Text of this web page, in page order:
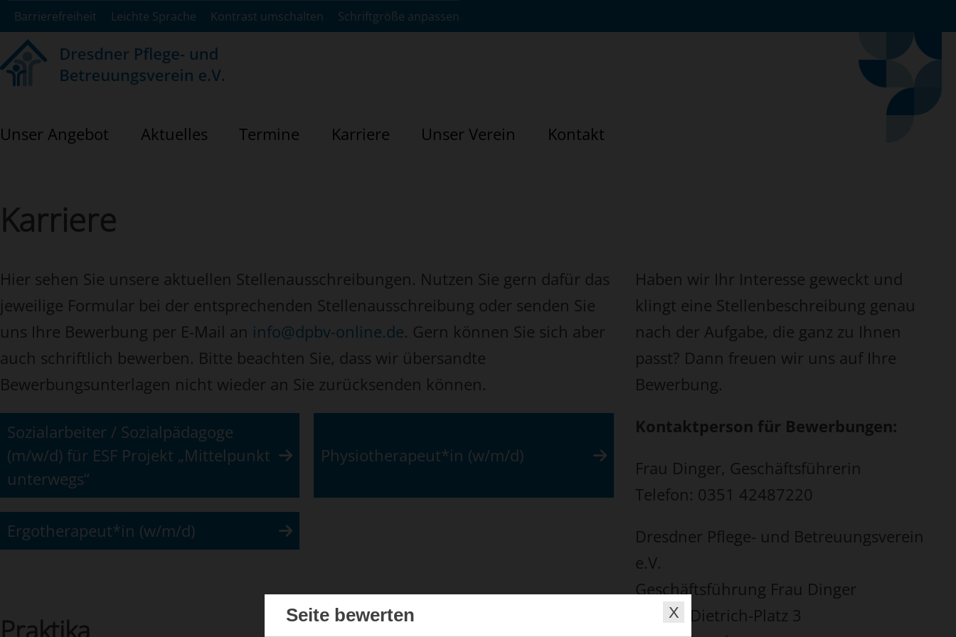
Barrierefreiheit Leichte Sprache Kontrast umschalten Schriftgröße anpassen
Unser Angebot Aktuelles Termine Karriere Unser Verein Kontakt
Karriere
Hier sehen Sie unsere aktuellen Stellenausschreibungen. Nutzen Sie gern dafür das
jeweilige Formular bei der entsprechenden Stellenausschreibung oder senden Sie
uns Ihre Bewerbung per E-Mail an info@dpbv-online.de. Gern können Sie sich aber
auch schriftlich bewerben. Bitte beachten Sie, dass wir übersandte
Bewerbungsunterlagen nicht wieder an Sie zurücksenden können.
Sozialarbeiter / Sozialpädagoge
(m/w/d) für ESF Projekt „Mittelpunkt
unterwegs“
Physiotherapeut*in (w/m/d)
Ergotherapeut*in (w/m/d)
Praktika
Haben wir Ihr Interesse geweckt und
klingt eine Stellenbeschreibung genau
nach der Aufgabe, die ganz zu Ihnen
passt? Dann freuen wir uns auf Ihre
Bewerbung.
Kontaktperson für Bewerbungen:
Frau Dinger, Geschäftsführerin
Telefon: 0351 42487220
Dresdner Pflege- und Betreuungsverein
e.V.
Geschäftsführung Frau Dinger
Amalie-Dietrich-Platz 3
Seite bewerten